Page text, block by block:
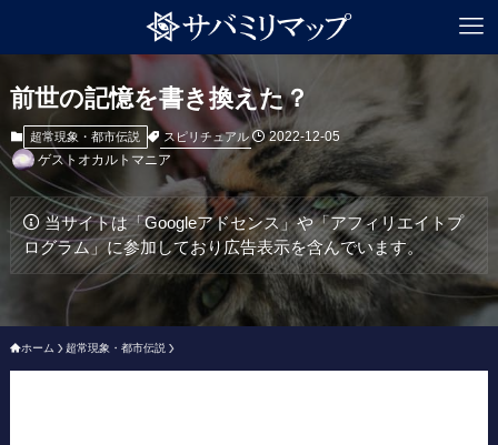
前世の記憶を書き換えた？
超常現象・都市伝説 スピリチュアル
2022-12-05
ゲストオカルトマニア
当サイトは「Googleアドセンス」や「アフィリエイトプ
ログラム」に参加しており広告表示を含んでいます。
ホーム 超常現象・都市伝説